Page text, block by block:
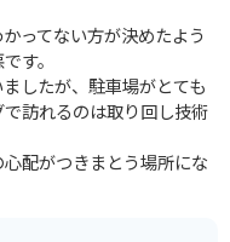
ってない方が決めたよう
す。
したが、駐車場がとても
訪れるのは取り回し技術
配がつきまとう場所にな